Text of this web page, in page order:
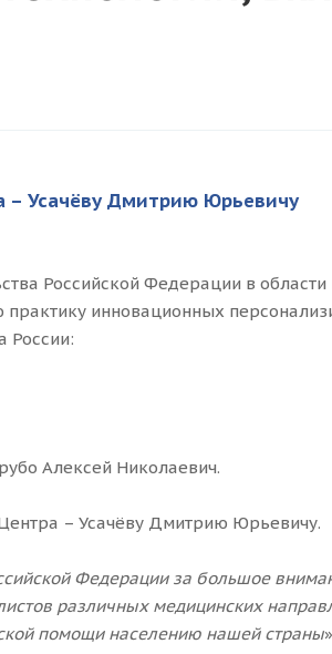
– Усачёву Дмитрию Юрьевичу
Российской Федерации в
инновационных
России:
Алексей Николаевич.
– Усачёву Дмитрию Юрьевичу.
Федерации за большое
различных медицинских
помощи населению нашей страны